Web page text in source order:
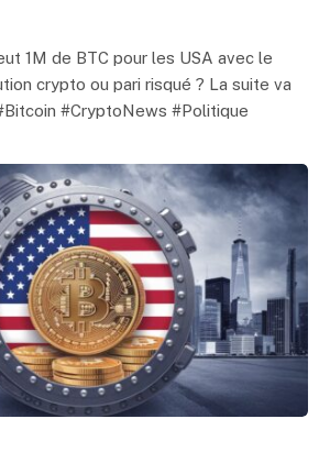
1M de BTC pour les USA avec le
crypto ou pari risqué ? La suite va
#CryptoNews #Politique